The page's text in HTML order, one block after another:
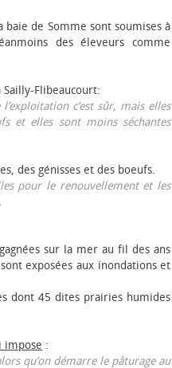
baie de Somme sont soumises à
des éleveurs comme
Flibeaucourt:
c’est sûr, mais elles
et elles sont moins séchantes
des génisses et des bœufs.
pour le renouvellement et les
sur la mer au fil des ans
exposées aux inondations et
dont 45 dites prairies humides
impose :
qu’on démarre le pâturage au